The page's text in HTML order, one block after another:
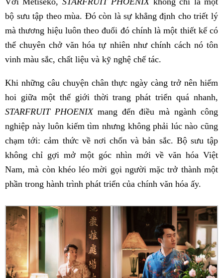
bộ sưu tập theo mùa. Đó còn là sự khẳng định cho triết lý
mà thương hiệu luôn theo đuổi đó chính là một thiết kế có
thể chuyên chở văn hóa tự nhiên như chính cách nó tôn
vinh màu sắc, chất liệu và kỹ nghệ chế tác.
Khi những câu chuyện chân thực ngày càng trở nên hiếm
hoi giữa một thế giới thời trang phát triển quá nhanh,
STARFRUIT PHOENIXmang đến điều mà ngành công
nghiệp này luôn kiếm tìm nhưng không phải lúc nào cũng
chạm tới: cảm thức về nơi chốn và bản sắc. Bộ sưu tập
không chỉ gợi mở một góc nhìn mới về văn hóa Việt
Nam, mà còn khéo léo mời gọi người mặc trở thành một
phần trong hành trình phát triển của chính văn hóa ấy.